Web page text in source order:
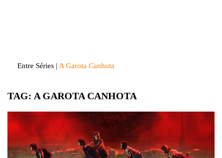
Entre Séries | A Garota Canhota
TAG: A GAROTA CANHOTA